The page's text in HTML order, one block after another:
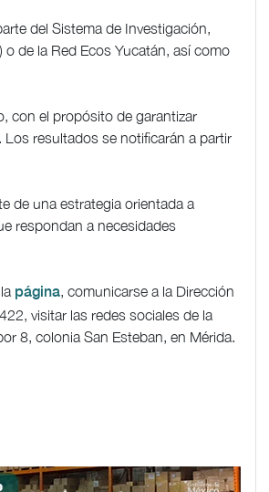
del Sistema de Investigación,
de la Red Ecos Yucatán, así como
con el propósito de garantizar
resultados se notificarán a partir
de una estrategia orientada a
respondan a necesidades
página, comunicarse a la Dirección
visitar las redes sociales de la
8, colonia San Esteban, en Mérida.